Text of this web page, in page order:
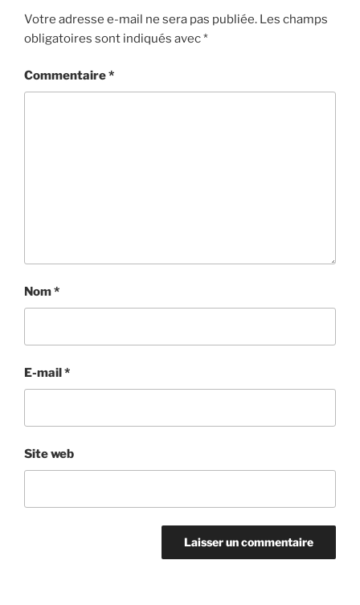
Votre adresse e-mail ne sera pas publiée. Les champs
obligatoires sont indiqués avec*
Commentaire*
Nom*
E-mail*
Site web